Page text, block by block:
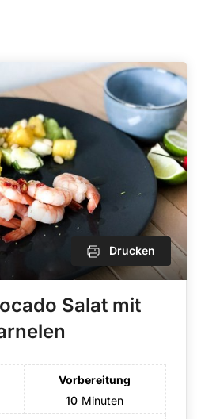
Drucken
Salat mit
Vorbereitung
10 Minuten